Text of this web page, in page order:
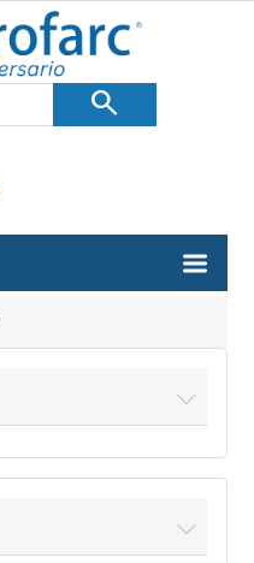
search